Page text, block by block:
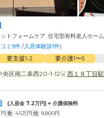
トフォームケア 住宅型有料老人ホーム
ミ9件 /入居体験談1件)
要支援1•2 要介護1〜5
央区南二条西20-1-12
西１８丁目駅
(入居金 7.2万円) + 介護保険料
食 4.5万円 他 8,800円